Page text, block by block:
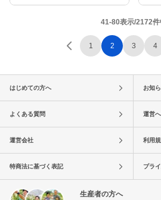
41-80表示/2172件
1 2 3 4
はじめての方へ お知
よくある質問 運営
運営会社 利用
特商法に基づく表記 プラ
生産者の方へ